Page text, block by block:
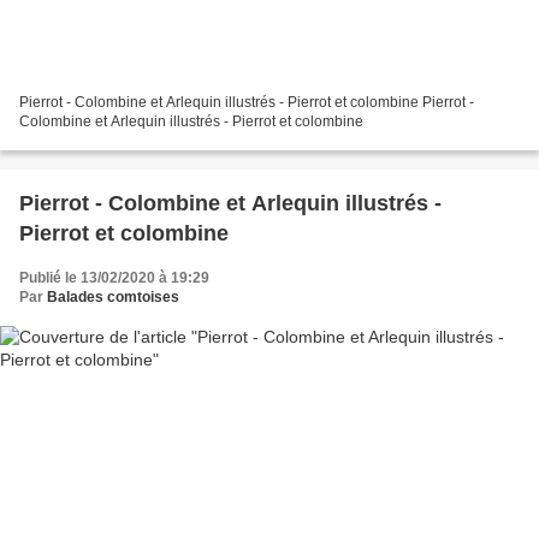
Pierrot - Colombine et Arlequin illustrés - Pierrot et colombine Pierrot -
Colombine et Arlequin illustrés - Pierrot et colombine
Pierrot - Colombine et Arlequin illustrés -
Pierrot et colombine
Publié le 13/02/2020 à 19:29
Par Balades comtoises